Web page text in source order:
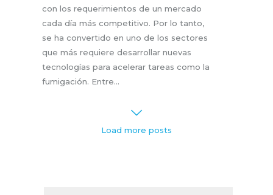
con los requerimientos de un mercado
cada día más competitivo. Por lo tanto,
se ha convertido en uno de los sectores
que más requiere desarrollar nuevas
tecnologías para acelerar tareas como la
fumigación. Entre…
Load more posts